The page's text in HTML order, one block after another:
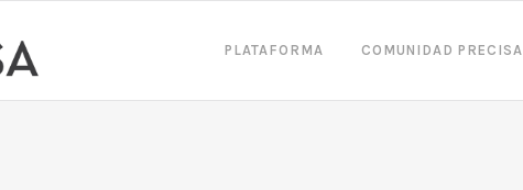
PLATAFORMA COMUNIDAD PRECISA